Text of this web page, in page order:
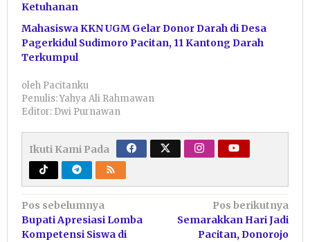
Ketuhanan
Mahasiswa KKN UGM Gelar Donor Darah di Desa
Pagerkidul Sudimoro Pacitan, 11 Kantong Darah
Terkumpul
oleh Pacitanku
Penulis: Yahya Ali Rahmawan
Editor: Dwi Purnawan
Ikuti Kami Pada
Navigasi
pos
Pos sebelumnya
Bupati Apresiasi Lomba
Kompetensi Siswa di
Pos berikutnya
Semarakkan Hari Jadi
Pacitan, Donorojo